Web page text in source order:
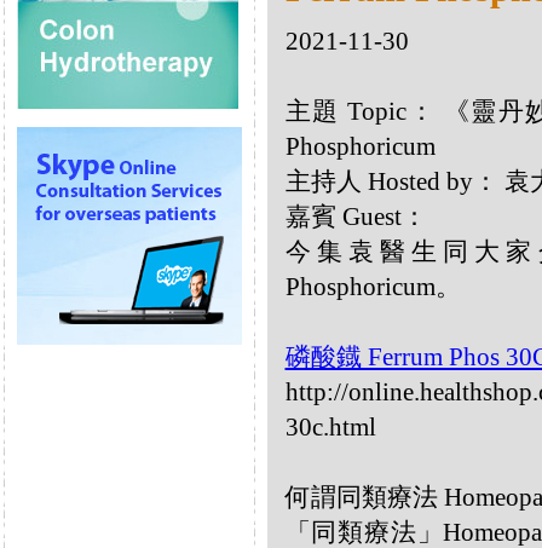
2021-11-30
主題 Topic： 《靈丹
Phosphoricum
主持人 Hosted by：
嘉賓 Guest：
今集袁醫生同大家
Phosphoricum。
磷酸鐡 Ferrum Phos
http://
30c.html
何謂同類療法
「同類療法」